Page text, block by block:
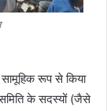
सामूहिक रूप से किया
के सदस्यों (जैसे